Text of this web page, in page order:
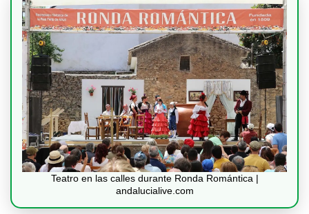
Teatro en las calles durante Ronda Romántica |
andalucialive.com